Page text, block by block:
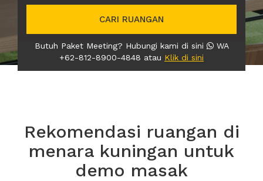
CARI RUANGAN
Butuh Paket Meeting? Hubungi kami di sini
WA
+62-812-8900-4848 atau Klik di sini
Rekomendasi ruangan di
menara kuningan untuk
demo masak